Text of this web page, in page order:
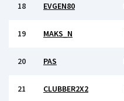
18 EVGEN80
19 MAKS_N
20 PAS
21 CLUBBER2X2